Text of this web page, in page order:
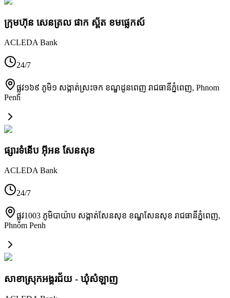
ក្រុមហ៊ុន សេនត្រល ផាក ស្ព័ត ខមផ្លេកស៍
ACLEDA Bank
24/7
ផ្លូវ១៦៩ ភូមិ១ សង្កាត់ស្រះចក ខណ្ឌដូនពេញ រាជធានីភ្នំពេញ, Phnom
Penh
ផ្សារទំនើប អ៊ីអន សែនសុខ
ACLEDA Bank
24/7
ផ្លូវ1003 ភូមិបាយ៉ាប សង្កាត់សែនសុខ ខណ្ឌសែនសុខ រាជធានីភ្នំពេញ,
Phnom Penh
សាខាស្រុកអង្គរជ័យ - ឃុំសំឡាញ